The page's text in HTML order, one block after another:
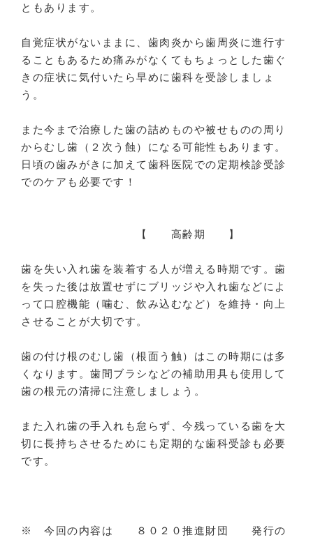
ともあります。
自覚症状がないままに、歯肉炎から歯周炎に進行す
ることもあるため痛みがなくてもちょっとした歯ぐ
きの症状に気付いたら早めに歯科を受診しましょ
う。
また今まで治療した歯の詰めものや被せものの周り
からむし歯（２次う蝕）になる可能性もあります。
日頃の歯みがきに加えて歯科医院での定期検診受診
でのケアも必要です！
【 高齢期 】
歯を失い入れ歯を装着する人が増える時期です。歯
を失った後は放置せずにブリッジや入れ歯などによ
って口腔機能（噛む、飲み込むなど）を維持・向上
させることが大切です。
歯の付け根のむし歯（根面う触）はこの時期には多
くなります。歯間ブラシなどの補助用具も使用して
歯の根元の清掃に注意しましょう。
また入れ歯の手入れも怠らず、今残っている歯を大
切に長持ちさせるためにも定期的な歯科受診も必要
です。
※ 今回の内容は ８０２０推進財団 発行の